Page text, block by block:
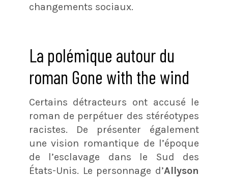
changements sociaux.
La polémique autour du
roman Gone with the wind
Certains détracteurs ont accusé le
roman de perpétuer des stéréotypes
racistes. De présenter également
une vision romantique de l’époque
de l’esclavage dans le Sud des
États-Unis. Le personnage d’Allyson